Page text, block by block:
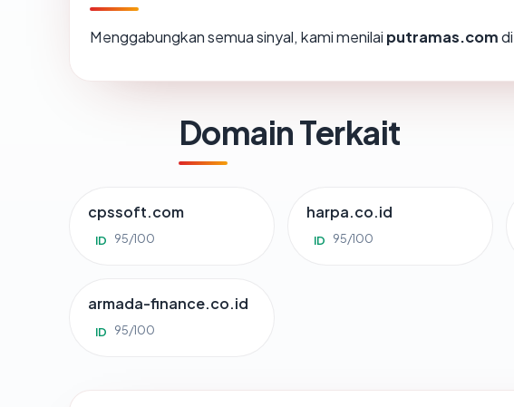
Menggabungkan semua sinyal, kami menilai putramas.comdi
Domain Terkait
cpssoft.com
ID 95/100
harpa.co.id
ID 95/100
armada-finance.co.id
ID 95/100